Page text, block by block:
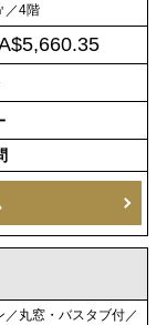
／4階
丸窓・バスタブ付／